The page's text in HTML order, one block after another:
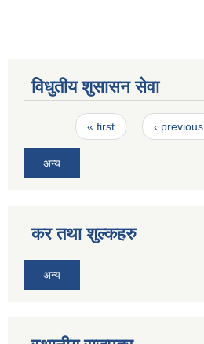
विधुतीय शुसासन सेवा
Pages« first ‹ previous
अन्य
कर तथा शुल्कहरु
अन्य